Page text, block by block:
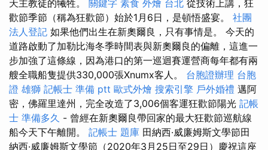
天主教徒的犧牲。 關鍵字 素食 外燴 台北 從技術上講，狂
歡節季節（稱為狂歡節）始於1月6日，是頓悟盛宴。 社團
法人登記 如果他們出生在新奧爾良，只有事情是。 今天的
道路啟動了加勒比海冬季時間表與新奧爾良的偏離，這進一
步加強了這條線，因為港口的第一巡迴賽運營商每年都有兩
艘全職船隻提供330,000張Xnumx客人。 台胞證辦理 台胞
證 雄獅 記帳士 準備 ptt 歐式外燴 搜索引擎 戶外婚禮 邁阿
密，佛羅里達州，完全改造了3,006個客運狂歡節陽光 記帳
士 準備多久 - 曾經在新奧爾良帶回家的最大狂歡節巡航線
船今天下午離開。 記帳士 題庫 田納西·威廉姆斯文學節田
納西·威廉姆斯文學節（2020年3月25日至29日）慶祝這座